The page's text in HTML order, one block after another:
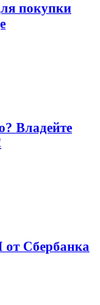
покупки
Владейте
Сбербанка